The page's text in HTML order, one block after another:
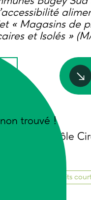
trouvé !
« Magasins de
et Isolés »
AFIPaR, Pôle
Circuits